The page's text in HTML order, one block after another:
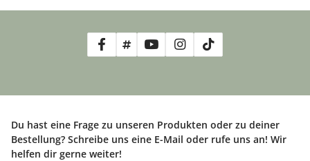
Du hast eine Frage zu unseren Produkten oder zu deiner
Bestellung? Schreibe uns eine E-Mail oder rufe uns an! Wir
helfen dir gerne weiter!